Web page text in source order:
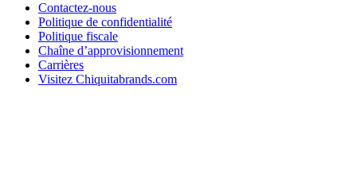
Contactez-nous
Politique de confidentialité
Politique fiscale
Chaîne d’approvisionnement
Carrières
Visitez Chiquitabrands.com